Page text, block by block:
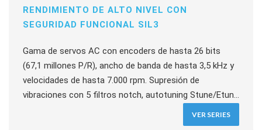
RENDIMIENTO DE ALTO NIVEL CON
SEGURIDAD FUNCIONAL SIL3
Gama de servos AC con encoders de hasta 26 bits
(67,1 millones P/R), ancho de banda de hasta 3,5 kHz y
velocidades de hasta 7.000 rpm. Supresión de
vibraciones con 5 filtros notch, autotuning Stune/Etune
Comunicación EtherCAT, CANopen, Profibus y Modbus.
VER SERIES